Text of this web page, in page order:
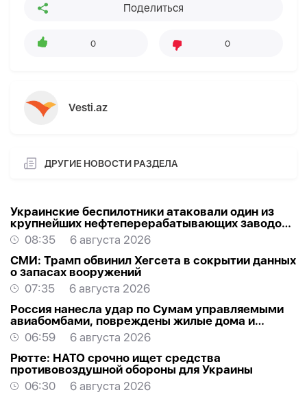
Поделиться
0 0
Vesti.az
ДРУГИЕ НОВОСТИ РАЗДЕЛА
Украинские беспилотники атаковали один из
крупнейших нефтеперерабатывающих заводов
России в Ярославской области
08:35
6 августа 2026
СМИ: Трамп обвинил Хегсета в сокрытии данных
о запасах вооружений
07:35
6 августа 2026
Россия нанесла удар по Сумам управляемыми
авиабомбами, повреждены жилые дома и
торговый центр
06:59
6 августа 2026
Рютте: НАТО срочно ищет средства
противовоздушной обороны для Украины
06:30
6 августа 2026